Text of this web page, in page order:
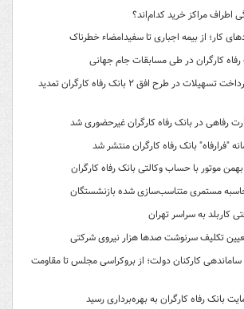
اطراف مراکز خرید کدام‌اند؟
رفاه کارگران در طی مسابقات جام جهانی
مهلت افتتاح حساب و پرداخت تسهیلات در طرح افق ۲ بانک رفاه کارگران تمدید
رفاهی در بانک رفاه کارگران غیرحضوری شد
"فرارفاه" بانک رفاه کارگران منتشر شد
موتور با حساب وکالتی بانک رفاه کارگران
محاسبه مستمری متناسب‌سازی شده بازنشستگان
کاربلد به سراسر تهران
تکلیف سرنوشت صدها هزار نیروی شرکتی
کارکنان دولت؛ از بروکراسی مجلس تا مقاومت
بانک رفاه کارگران به بهره‌برداری رسید